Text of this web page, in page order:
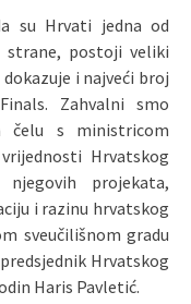
su Hrvati jedna od
strane, postoji veliki
i najveći broj
Zahvalni smo
čelu s ministricom
Hrvatskog
projekata,
i razinu hrvatskog
sveučilišnom gradu
Hrvatskog
Haris Pavletić.